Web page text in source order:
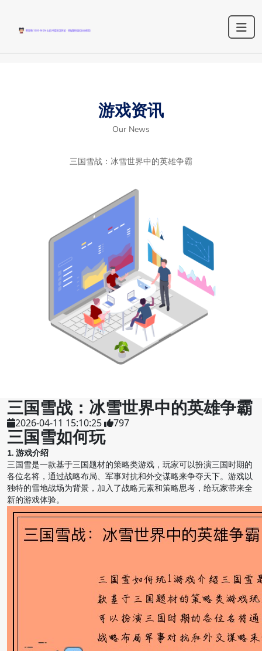
游戏资讯
Our News
三国雪战：冰雪世界中的英雄争霸
三国雪战：冰雪世界中的英雄争霸
2026-04-11 15:10:25 797
三国雪如何玩
1. 游戏介绍
三国雪是一款基于三国题材的策略类游戏，玩家可以扮演三国时期的
各位名将，通过战略布局、军事对抗和外交谋略来争夺天下。游戏以
独特的雪地战场为背景，加入了战略元素和策略思考，给玩家带来全
新的游戏体验。